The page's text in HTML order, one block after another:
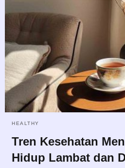
HEALTHY
Tren Kesehatan
Hidup Lambat dan